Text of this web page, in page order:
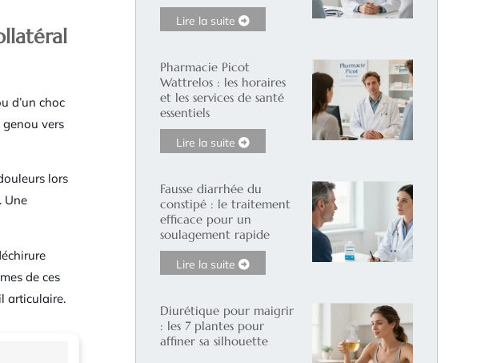
d’un choc
vers
lors
Une
de ces
articulaire.
Lire la suite
Pharmacie Picot
Wattrelos : les horaires
et les services de santé
essentiels
Lire la suite
Fausse diarrhée du
constipé : le traitement
efficace pour un
soulagement rapide
Lire la suite
Diurétique pour maigrir
: les 7 plantes pour
affiner sa silhouette